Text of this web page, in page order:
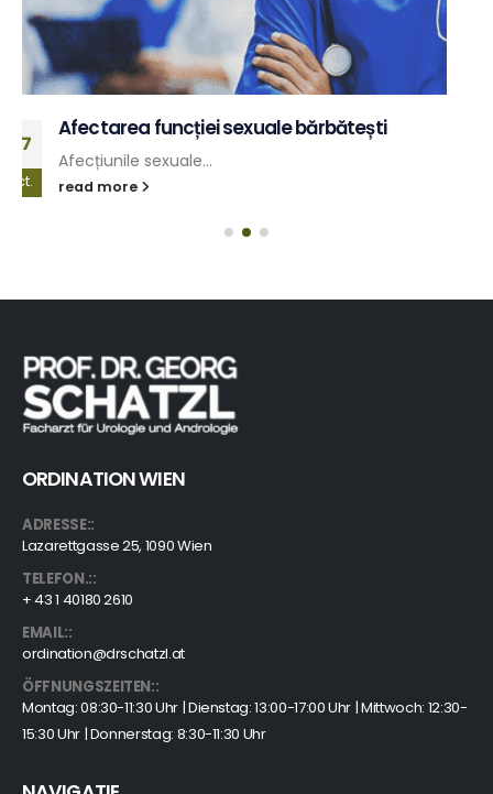
Problemele de micțiune („lower urinary
tract symptoms“)
Problemele la urina...
ADRESSE::
Lazarettgasse 25, 1090 Wien
TELEFON.::
+ 43 1 40180 2610
EMAIL::
ordination@drschatzl.at
ÖFFNUNGSZEITEN::
Montag: 08:30-11:30 Uhr | Dienstag: 13:00-17:00 Uhr | Mittwoch: 12:30-